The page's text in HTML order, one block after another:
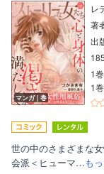
マンガ｜巻
レ
著
出
1
1
世の中のさまざまな
会派＜ヒューマ…も